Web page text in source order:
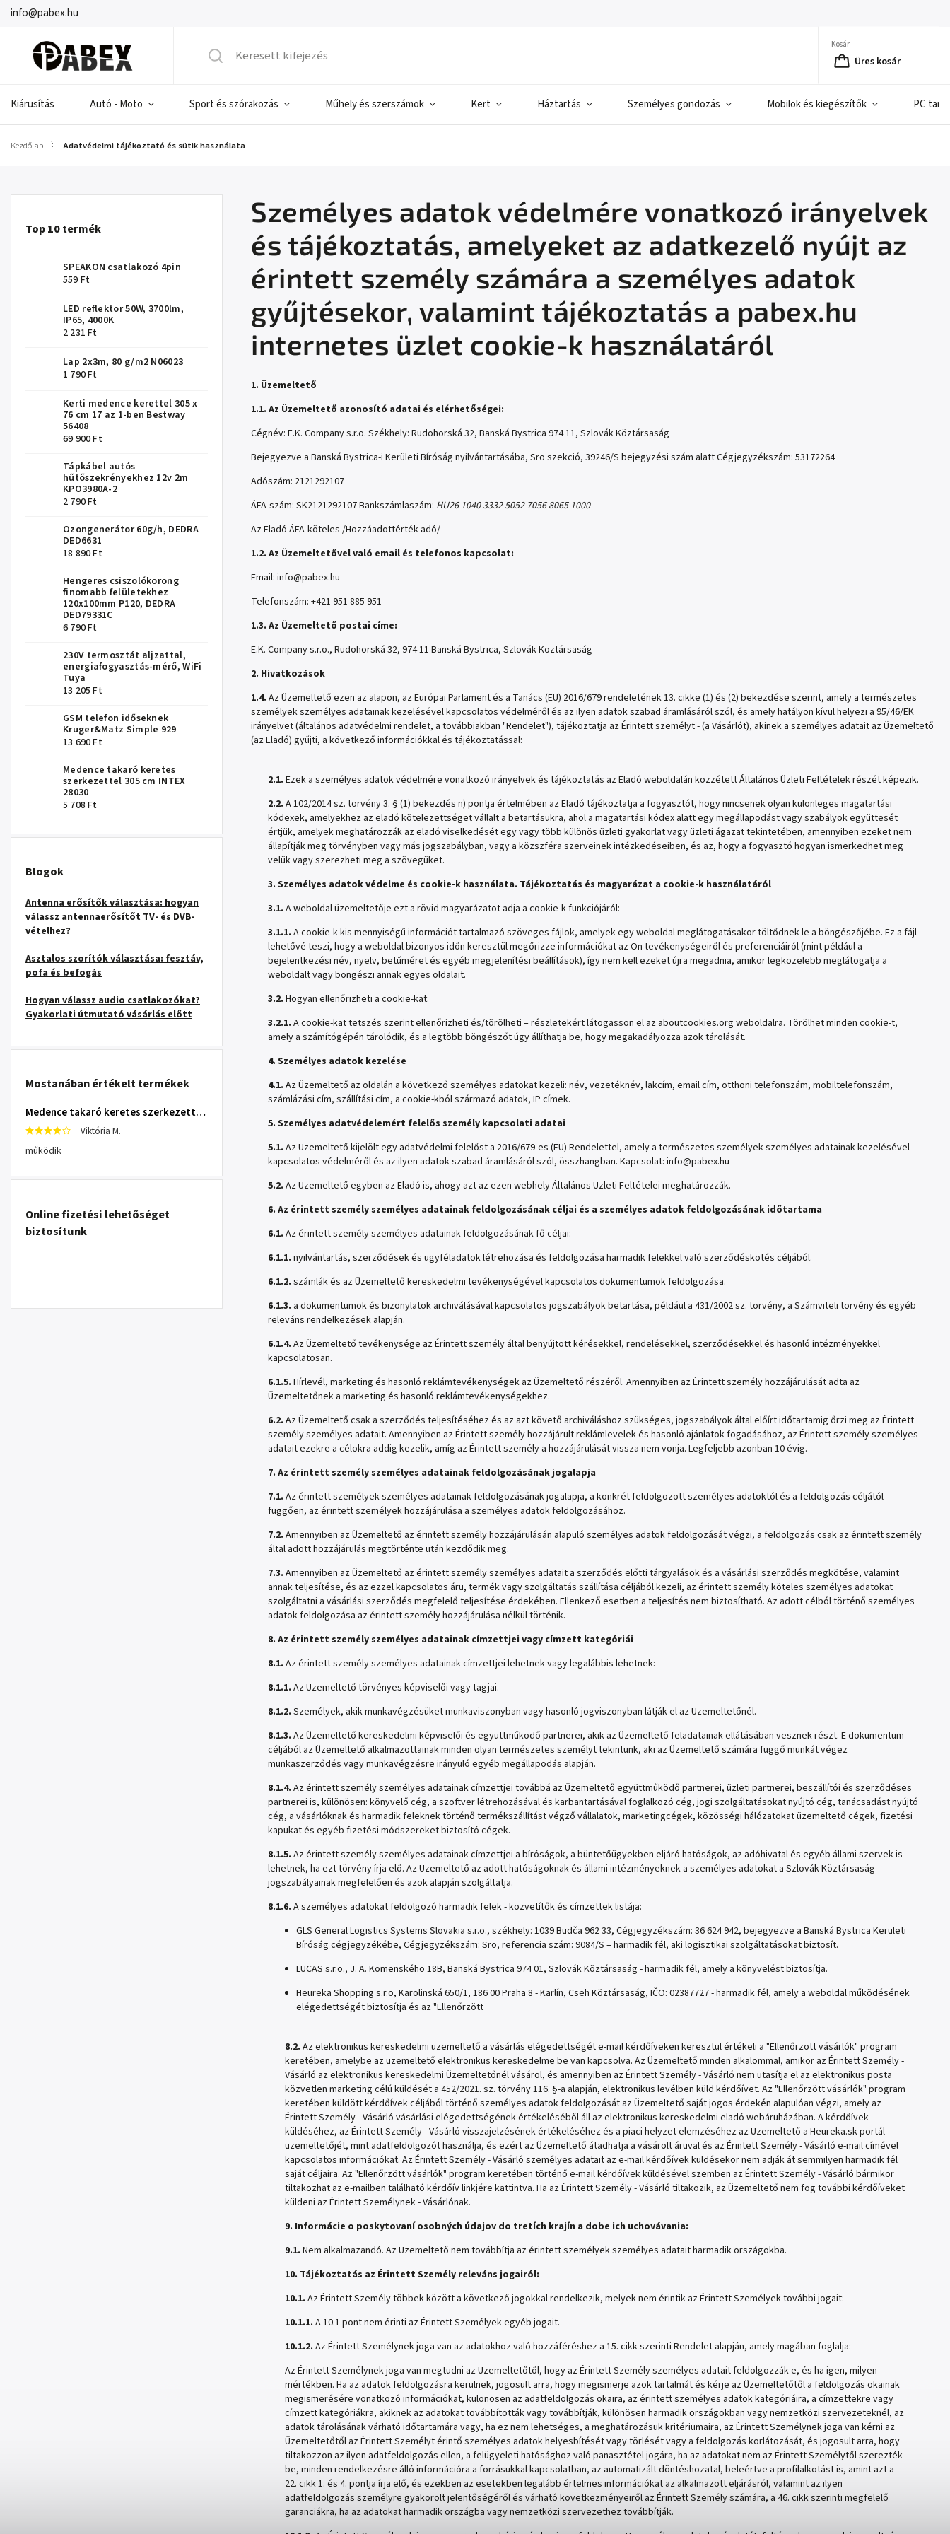
info@pabex.hu
Kosár
Üres kosár
Kiárusítás Autó - Moto Sport és szórakozás Műhely és szerszámok Kert Háztartás Személyes gondozás Mobilok és kiegészítők PC
Kezdőlap / Adatvédelmi tájékoztató és sütik használata
Top 10 termék
SPEAKON csatlakozó 4pin
559 Ft
LED reflektor 50W, 3700lm,
IP65, 4000K
2 231 Ft
Lap 2x3m, 80 g/m2 N06023
1 790 Ft
Kerti medence kerettel 305 x
76 cm 17 az 1-ben Bestway
56408
69 900 Ft
Tápkábel autós
hűtőszekrényekhez 12v 2m
KPO3980A-2
2 790 Ft
Ozongenerátor 60g/h, DEDRA
DED6631
18 890 Ft
Hengeres csiszolókorong
finomabb felületekhez
120x100mm P120, DEDRA
DED79331C
6 790 Ft
230V termosztát aljzattal,
energiafogyasztás-mérő, WiFi
Tuya
13 205 Ft
GSM telefon időseknek
Kruger&Matz Simple 929
13 690 Ft
Medence takaró keretes
szerkezettel 305 cm INTEX
28030
5 708 Ft
Blogok
Antenna erősítők választása: hogyan
válassz antennaerősítőt TV- és DVB-
vételhez?
Asztalos szorítók választása: fesztáv,
pofa és befogás
Hogyan válassz audio csatlakozókat?
Gyakorlati útmutató vásárlás előtt
Mostanában értékelt termékek
Medence takaró keretes szerkezettel 305 cm INTEX 28030
Viktória M.
működik
Online fizetési lehetőséget
biztosítunk
Személyes adatok védelmére vonatkozó irányelvek
és tájékoztatás, amelyeket az adatkezelő nyújt az
érintett személy számára a személyes adatok
gyűjtésekor, valamint tájékoztatás a pabex.hu
internetes üzlet cookie-k használatáról
1. Üzemeltető
1.1. Az Üzemeltető azonosító adatai és elérhetőségei:
Cégnév: E.K. Company s.r.o. Székhely: Rudohorská 32, Banská Bystrica 974 11, Szlovák Köztársaság
Bejegyezve a Banská Bystrica-i Kerületi Bíróság nyilvántartásába, Sro szekció, 39246/S bejegyzési szám alatt Cégjegyzékszám: 53172264
Adószám: 2121292107
ÁFA-szám: SK2121292107 Bankszámlaszám: HU26 1040 3332 5052 7056 8065 1000
Az Eladó ÁFA-köteles /Hozzáadottérték-adó/
1.2. Az Üzemeltetővel való email és telefonos kapcsolat:
Email: info@pabex.hu
Telefonszám: +421 951 885 951
1.3. Az Üzemeltető postai címe:
E.K. Company s.r.o., Rudohorská 32, 974 11 Banská Bystrica, Szlovák Köztársaság
2. Hivatkozások
1.4. Az Üzemeltető ezen az alapon, az Európai Parlament és a Tanács (EU) 2016/679 rendeletének 13. cikke (1) és (2) bekezdése szerint, amely a természetes
személyek személyes adatainak kezelésével kapcsolatos védelméről és az ilyen adatok szabad áramlásáról szól, és amely hatályon kívül helyezi a 95/46/EK
irányelvet (általános adatvédelmi rendelet, a továbbiakban "Rendelet"), tájékoztatja az Érintett személyt - (a Vásárlót), akinek a személyes adatait az Üzemeltető
(az Eladó) gyűjti, a következő információkkal és tájékoztatással:
2.1. Ezek a személyes adatok védelmére vonatkozó irányelvek és tájékoztatás az Eladó weboldalán közzétett Általános Üzleti Feltételek részét képezik.
2.2. A 102/2014 sz. törvény 3. § (1) bekezdés n) pontja értelmében az Eladó tájékoztatja a fogyasztót, hogy nincsenek olyan különleges magatartási
kódexek, amelyekhez az eladó kötelezettséget vállalt a betartásukra, ahol a magatartási kódex alatt egy megállapodást vagy szabályok együttesét
értjük, amelyek meghatározzák az eladó viselkedését egy vagy több különös üzleti gyakorlat vagy üzleti ágazat tekintetében, amennyiben ezeket nem
állapítják meg törvényben vagy más jogszabályban, vagy a közszféra szerveinek intézkedéseiben, és az, hogy a fogyasztó hogyan ismerkedhet meg
velük vagy szerezheti meg a szövegüket.
3. Személyes adatok védelme és cookie-k használata. Tájékoztatás és magyarázat a cookie-k használatáról
3.1. A weboldal üzemeltetője ezt a rövid magyarázatot adja a cookie-k funkciójáról:
3.1.1. A cookie-k kis mennyiségű információt tartalmazó szöveges fájlok, amelyek egy weboldal meglátogatásakor töltődnek le a böngészőjébe. Ez a fájl
lehetővé teszi, hogy a weboldal bizonyos időn keresztül megőrizze információkat az Ön tevékenységeiről és preferenciáiról (mint például a
bejelentkezési név, nyelv, betűméret és egyéb megjelenítési beállítások), így nem kell ezeket újra megadnia, amikor legközelebb meglátogatja a
weboldalt vagy böngészi annak egyes oldalait.
3.2. Hogyan ellenőrizheti a cookie-kat:
3.2.1. A cookie-kat tetszés szerint ellenőrizheti és/törölheti – részletekért látogasson el az aboutcookies.org weboldalra. Törölhet minden cookie-t,
amely a számítógépén tárolódik, és a legtöbb böngészőt úgy állíthatja be, hogy megakadályozza azok tárolását.
4. Személyes adatok kezelése
4.1. Az Üzemeltető az oldalán a következő személyes adatokat kezeli: név, vezetéknév, lakcím, email cím, otthoni telefonszám, mobiltelefonszám,
számlázási cím, szállítási cím, a cookie-kból származó adatok, IP címek.
5. Személyes adatvédelemért felelős személy kapcsolati adatai
5.1. Az Üzemeltető kijelölt egy adatvédelmi felelőst a 2016/679-es (EU) Rendelettel, amely a természetes személyek személyes adatainak kezelésével
kapcsolatos védelméről és az ilyen adatok szabad áramlásáról szól, összhangban. Kapcsolat: info@pabex.hu
5.2. Az Üzemeltető egyben az Eladó is, ahogy azt az ezen webhely Általános Üzleti Feltételei meghatározzák.
6. Az érintett személy személyes adatainak feldolgozásának céljai és a személyes adatok feldolgozásának időtartama
6.1. Az érintett személy személyes adatainak feldolgozásának fő céljai:
6.1.1. nyilvántartás, szerződések és ügyféladatok létrehozása és feldolgozása harmadik felekkel való szerződéskötés céljából.
6.1.2. számlák és az Üzemeltető kereskedelmi tevékenységével kapcsolatos dokumentumok feldolgozása.
6.1.3. a dokumentumok és bizonylatok archiválásával kapcsolatos jogszabályok betartása, például a 431/2002 sz. törvény, a Számviteli törvény és egyéb
releváns rendelkezések alapján.
6.1.4. Az Üzemeltető tevékenysége az Érintett személy által benyújtott kérésekkel, rendelésekkel, szerződésekkel és hasonló intézményekkel
kapcsolatosan.
6.1.5. Hírlevél, marketing és hasonló reklámtevékenységek az Üzemeltető részéről. Amennyiben az Érintett személy hozzájárulását adta az
Üzemeltetőnek a marketing és hasonló reklámtevékenységekhez.
6.2. Az Üzemeltető csak a szerződés teljesítéséhez és az azt követő archiváláshoz szükséges, jogszabályok által előírt időtartamig őrzi meg az Érintett
személy személyes adatait. Amennyiben az Érintett személy hozzájárult reklámlevelek és hasonló ajánlatok fogadásához, az Érintett személy személyes
adatait ezekre a célokra addig kezelik, amíg az Érintett személy a hozzájárulását vissza nem vonja. Legfeljebb azonban 10 évig.
7. Az érintett személy személyes adatainak feldolgozásának jogalapja
7.1. Az érintett személyek személyes adatainak feldolgozásának jogalapja, a konkrét feldolgozott személyes adatoktól és a feldolgozás céljától
függően, az érintett személyek hozzájárulása a személyes adatok feldolgozásához.
7.2. Amennyiben az Üzemeltető az érintett személy hozzájárulásán alapuló személyes adatok feldolgozását végzi, a feldolgozás csak az érintett személy
által adott hozzájárulás megtörténte után kezdődik meg.
7.3. Amennyiben az Üzemeltető az érintett személy személyes adatait a szerződés előtti tárgyalások és a vásárlási szerződés megkötése, valamint
annak teljesítése, és az ezzel kapcsolatos áru, termék vagy szolgáltatás szállítása céljából kezeli, az érintett személy köteles személyes adatokat
szolgáltatni a vásárlási szerződés megfelelő teljesítése érdekében. Ellenkező esetben a teljesítés nem biztosítható. Az adott célból történő személyes
adatok feldolgozása az érintett személy hozzájárulása nélkül történik.
8. Az érintett személy személyes adatainak címzettjei vagy címzett kategóriái
8.1. Az érintett személy személyes adatainak címzettjei lehetnek vagy legalábbis lehetnek:
8.1.1. Az Üzemeltető törvényes képviselői vagy tagjai.
8.1.2. Személyek, akik munkavégzésüket munkaviszonyban vagy hasonló jogviszonyban látják el az Üzemeltetőnél.
8.1.3. Az Üzemeltető kereskedelmi képviselői és együttműködő partnerei, akik az Üzemeltető feladatainak ellátásában vesznek részt. E dokumentum
céljából az Üzemeltető alkalmazottainak minden olyan természetes személyt tekintünk, aki az Üzemeltető számára függő munkát végez
munkaszerződés vagy munkavégzésre irányuló egyéb megállapodás alapján.
8.1.4. Az érintett személy személyes adatainak címzettjei továbbá az Üzemeltető együttműködő partnerei, üzleti partnerei, beszállítói és szerződéses
partnerei is, különösen: könyvelő cég, a szoftver létrehozásával és karbantartásával foglalkozó cég, jogi szolgáltatásokat nyújtó cég, tanácsadást nyújtó
cég, a vásárlóknak és harmadik feleknek történő termékszállítást végző vállalatok, marketingcégek, közösségi hálózatokat üzemeltető cégek, fizetési
kapukat és egyéb fizetési módszereket biztosító cégek.
8.1.5. Az érintett személy személyes adatainak címzettjei a bíróságok, a büntetőügyekben eljáró hatóságok, az adóhivatal és egyéb állami szervek is
lehetnek, ha ezt törvény írja elő. Az Üzemeltető az adott hatóságoknak és állami intézményeknek a személyes adatokat a Szlovák Köztársaság
jogszabályainak megfelelően és azok alapján szolgáltatja.
8.1.6. A személyes adatokat feldolgozó harmadik felek - közvetítők és címzettek listája:
GLS General Logistics Systems Slovakia s.r.o., székhely: 1039 Budča 962 33, Cégjegyzékszám: 36 624 942, bejegyezve a Banská Bystrica Kerületi
Bíróság cégjegyzékébe, Cégjegyzékszám: Sro, referencia szám: 9084/S – harmadik fél, aki logisztikai szolgáltatásokat biztosít.
LUCAS s.r.o., J. A. Komenského 18B, Banská Bystrica 974 01, Szlovák Köztársaság - harmadik fél, amely a könyvelést biztosítja.
Heureka Shopping s.r.o, Karolinská 650/1, 186 00 Praha 8 - Karlín, Cseh Köztársaság, IČO: 02387727 - harmadik fél, amely a weboldal működésének
elégedettségét biztosítja és az "Ellenőrzött
8.2. Az elektronikus kereskedelmi üzemeltető a vásárlás elégedettségét e-mail kérdőíveken keresztül értékeli a "Ellenőrzött vásárlók" program
keretében, amelybe az üzemeltető elektronikus kereskedelme be van kapcsolva. Az Üzemeltető minden alkalommal, amikor az Érintett Személy -
Vásárló az elektronikus kereskedelmi Üzemeltetőnél vásárol, és amennyiben az Érintett Személy - Vásárló nem utasítja el az elektronikus posta
közvetlen marketing célú küldését a 452/2021. sz. törvény 116. §-a alapján, elektronikus levélben küld kérdőívet. Az "Ellenőrzött vásárlók" program
keretében küldött kérdőívek céljából történő személyes adatok feldolgozását az Üzemeltető saját jogos érdekén alapulóan végzi, amely az
Érintett Személy - Vásárló vásárlási elégedettségének értékeléséből áll az elektronikus kereskedelmi eladó webáruházában. A kérdőívek
küldéséhez, az Érintett Személy - Vásárló visszajelzésének értékeléséhez és a piaci helyzet elemzéséhez az Üzemeltető a Heureka.sk portál
üzemeltetőjét, mint adatfeldolgozót használja, és ezért az Üzemeltető átadhatja a vásárolt áruval és az Érintett Személy - Vásárló e-mail címével
kapcsolatos információkat. Az Érintett Személy - Vásárló személyes adatait az e-mail kérdőívek küldésekor nem adják át semmilyen harmadik fél
saját céljaira. Az "Ellenőrzött vásárlók" program keretében történő e-mail kérdőívek küldésével szemben az Érintett Személy - Vásárló bármikor
tiltakozhat az e-mailben található kérdőív linkjére kattintva. Ha az Érintett Személy - Vásárló tiltakozik, az Üzemeltető nem fog további kérdőíveket
küldeni az Érintett Személynek - Vásárlónak.
9. Informácie o poskytovaní osobných údajov do tretích krajín a dobe ich uchovávania:
9.1. Nem alkalmazandó. Az Üzemeltető nem továbbítja az érintett személyek személyes adatait harmadik országokba.
10. Tájékoztatás az Érintett Személy releváns jogairól:
10.1. Az Érintett Személy többek között a következő jogokkal rendelkezik, melyek nem érintik az Érintett Személyek további jogait:
10.1.1. A 10.1 pont nem érinti az Érintett Személyek egyéb jogait.
10.1.2. Az Érintett Személynek joga van az adatokhoz való hozzáféréshez a 15. cikk szerinti Rendelet alapján, amely magában foglalja:
Az Érintett Személynek joga van megtudni az Üzemeltetőtől, hogy az Érintett Személy személyes adatait feldolgozzák-e, és ha igen, milyen
mértékben. Ha az adatok feldolgozásra kerülnek, jogosult arra, hogy megismerje azok tartalmát és kérje az Üzemeltetőtől a feldolgozás okainak
megismerésére vonatkozó információkat, különösen az adatfeldolgozás okaira, az érintett személyes adatok kategóriáira, a címzettekre vagy
címzett kategóriákra, akiknek az adatokat továbbították vagy továbbítják, különösen harmadik országokban vagy nemzetközi szervezeteknél, az
adatok tárolásának várható időtartamára vagy, ha ez nem lehetséges, a meghatározásuk kritériumaira, az Érintett Személynek joga van kérni az
Üzemeltetőtől az Érintett Személyt érintő személyes adatok helyesbítését vagy törlését vagy a feldolgozás korlátozását, és jogosult arra, hogy
tiltakozzon az ilyen adatfeldolgozás ellen, a felügyeleti hatósághoz való panasztétel jogára, ha az adatokat nem az Érintett Személytől szerezték
be, minden rendelkezésre álló információra a forrásukkal kapcsolatban, az automatizált döntéshozatal, beleértve a profilalkotást is, amint azt a
22. cikk 1. és 4. pontja írja elő, és ezekben az esetekben legalább értelmes információkat az alkalmazott eljárásról, valamint az ilyen
adatfeldolgozás személyre gyakorolt jelentőségéről és várható következményeiről az Érintett Személy számára, a 46. cikk szerinti megfelelő
garanciákra, ha az adatokat harmadik országba vagy nemzetközi szervezethez továbbítják.